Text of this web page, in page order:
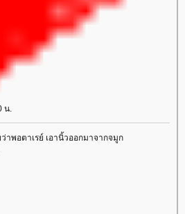
น.
าพอตาเรย์ เอานิ้วออกมาจากจมูก